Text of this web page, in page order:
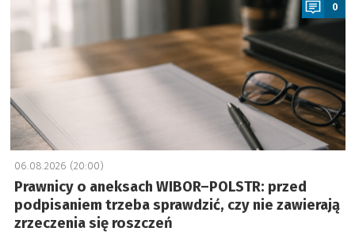
0
06.08.2026 (20:00)
Prawnicy o aneksach WIBOR–POLSTR: przed
podpisaniem trzeba sprawdzić, czy nie zawierają
zrzeczenia się roszczeń